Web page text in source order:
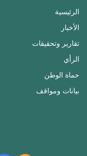
الرئيسية
الأخبار
تقارير وتحقيقات
الرأي
حماة الوطن
بيانات ومواقف